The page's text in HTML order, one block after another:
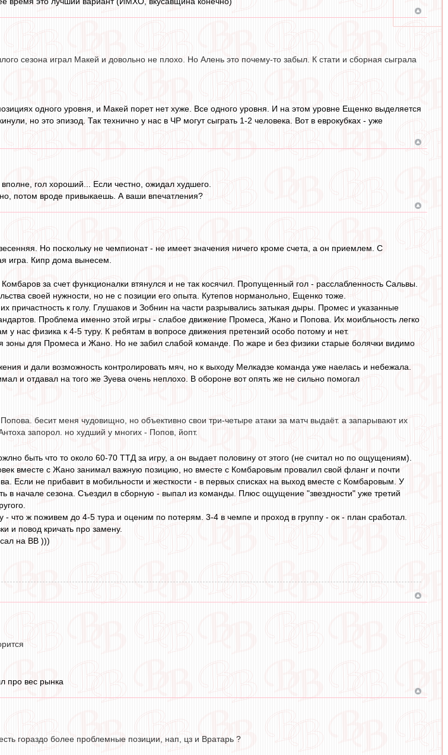
сезона играл Макей и довольно не плохо. Но Алень это почему-то забыл. К стати и сборная сыграла
одного уровня, и Макей порет нет хуже. Все одного уровня. И на этом уровне Ещенко выделяется
но это эпизод. Так технично у нас в ЧР могут сыграть 1-2 человека. Вот в еврокубках - уже
гол хороший... Если честно, ожидал худшего.
потом вроде привыкаешь. А ваши впечатления?
Но поскольку не чемпионат - не имеет значения ничего кроме счета, а он приемлем. С
игра. Кипр дома вынесем.
за счет функционалки втянулся и не так косячил. Пропущенный гол - расслабленность Сальвы.
своей нужности, но не с позиции его опыта. Кутепов норманольно, Ещенко тоже.
к голу. Глушаков и Зобнин на части разрывались затыкая дыры. Промес и указанные
Проблема именно этой игры - слабое движение Промеса, Жано и Попова. Их моибльность легко
у нас физика к 4-5 туру. К ребятам в вопросе движения претензий особо потому и нет.
зоны для Промеса и Жано. Но не забил слабой команде. По жаре и без физики старые болячки видимо
и дали возможность контролировать мяч, но к выходу Мелкадзе команда уже наелась и небежала.
и отдавал на того же Зуева очень неплохо. В обороне вот опять же не сильно помогал
бесит меня чудовищно, но объективно свои три-четыре атаки за матч выдаёт. а запарывают их
запорол. но худший у многих - Попов, йопт.
быть что то около 60-70 ТТД за игру, а он выдает половину от этого (не считал но по ощущениям).
вместе с Жано занимал важную позицию, но вместе с Комбаровым провалил свой фланг и почти
Если не прибавит в мобильности и жесткости - в первых списках на выход вместе с Комбаровым. У
начале сезона. Съездил в сборную - выпал из команды. Плюс ощущение "звездности" уже третий
- что ж поживем до 4-5 тура и оценим по потерям. 3-4 в чемпе и проход в группу - ок - план сработал.
и повод кричать про замену.
на ВВ )))
про вес рынка
гораздо более проблемные позиции, нап, цз и Вратарь ?